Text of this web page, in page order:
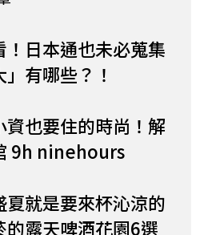
日本通也未必蒐集
有哪些？！
資也要住的時尚！解
9h ninehours
夏就是要來杯沁涼的
的露天啤酒花園6選